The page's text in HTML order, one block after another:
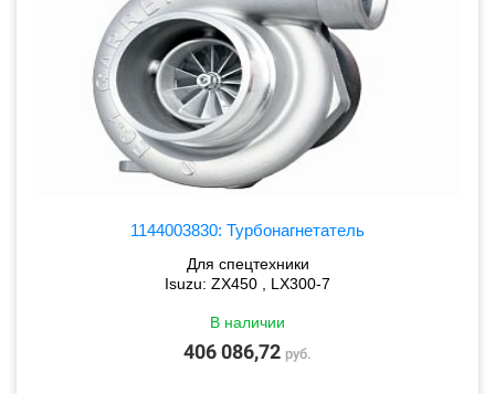
1144003830: Турбонагнетатель
Для спецтехники
Isuzu: ZX450 , LX300-7
В наличии
406 086,72 руб.